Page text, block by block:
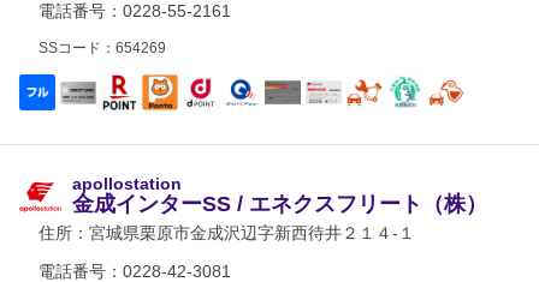
電話番号：0228-55-2161
SSコード：654269
apollostation
金成インターSS / エネクスフリート（株）
住所： 宮城県栗原市金成沢辺字新西待井２１４-１
電話番号：0228-42-3081